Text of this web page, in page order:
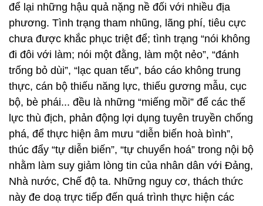
để lại những hậu quả nặng nề đối với nhiều địa
phương. Tình trạng tham nhũng, lãng phí, tiêu cực
chưa được khắc phục triệt để; tình trạng “nói không
đi đôi với làm; nói một đằng, làm một nẻo”, “đánh
trống bỏ dùi”, “lạc quan tếu”, báo cáo không trung
thực, cán bộ thiếu năng lực, thiếu gương mẫu, cục
bộ, bè phái... đều là những “miếng mồi” để các thế
lực thù địch, phản động lợi dụng tuyên truyền chống
phá, để thực hiện âm mưu “diễn biến hoà bình”,
thúc đẩy “tự diễn biến”, “tự chuyển hoá” trong nội bộ
nhằm làm suy giảm lòng tin của nhân dân với Đảng,
Nhà nước, Chế độ ta. Những nguy cơ, thách thức
này đe doạ trực tiếp đến quá trình thực hiện các